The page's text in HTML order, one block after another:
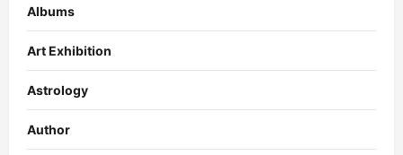
Albums
Art Exhibition
Astrology
Author